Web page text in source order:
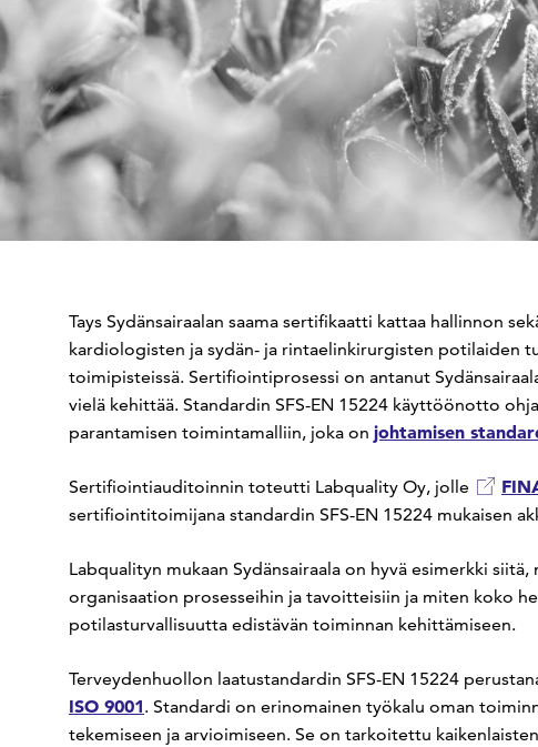
Tays Sydänsairaalan saama sertifikaatti kattaa hallinnon
kardiologisten ja sydän- ja rintaelinkirurgisten potilaiden
toimipisteissä. Sertifiointiprosessi on antanut
vielä kehittää. Standardin SFS-EN 15224 käyttöönotto
parantamisen toimintamalliin, joka on johtamisen
Sertifiointiauditoinnin toteutti Labquality Oy, jolle
sertifiointitoimijana standardin SFS-EN 15224 mukaisen
Labqualityn mukaan Sydänsairaala on hyvä esimerkki
organisaation prosesseihin ja tavoitteisiin ja miten koko
potilasturvallisuutta edistävän toiminnan kehittämiseen.
Terveydenhuollon laatustandardin SFS-EN 15224
ISO 9001. Standardi on erinomainen työkalu oman
tekemiseen ja arvioimiseen. Se on tarkoitettu